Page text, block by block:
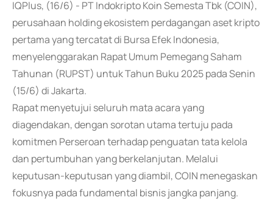
IQPlus, (16/6) - PT Indokripto Koin Semesta Tbk (COIN),
perusahaan holding ekosistem perdagangan aset kripto
pertama yang tercatat di Bursa Efek Indonesia,
menyelenggarakan Rapat Umum Pemegang Saham
Tahunan (RUPST) untuk Tahun Buku 2025 pada Senin
(15/6) di Jakarta.
Rapat menyetujui seluruh mata acara yang
diagendakan, dengan sorotan utama tertuju pada
komitmen Perseroan terhadap penguatan tata kelola
dan pertumbuhan yang berkelanjutan. Melalui
keputusan-keputusan yang diambil, COIN menegaskan
fokusnya pada fundamental bisnis jangka panjang.